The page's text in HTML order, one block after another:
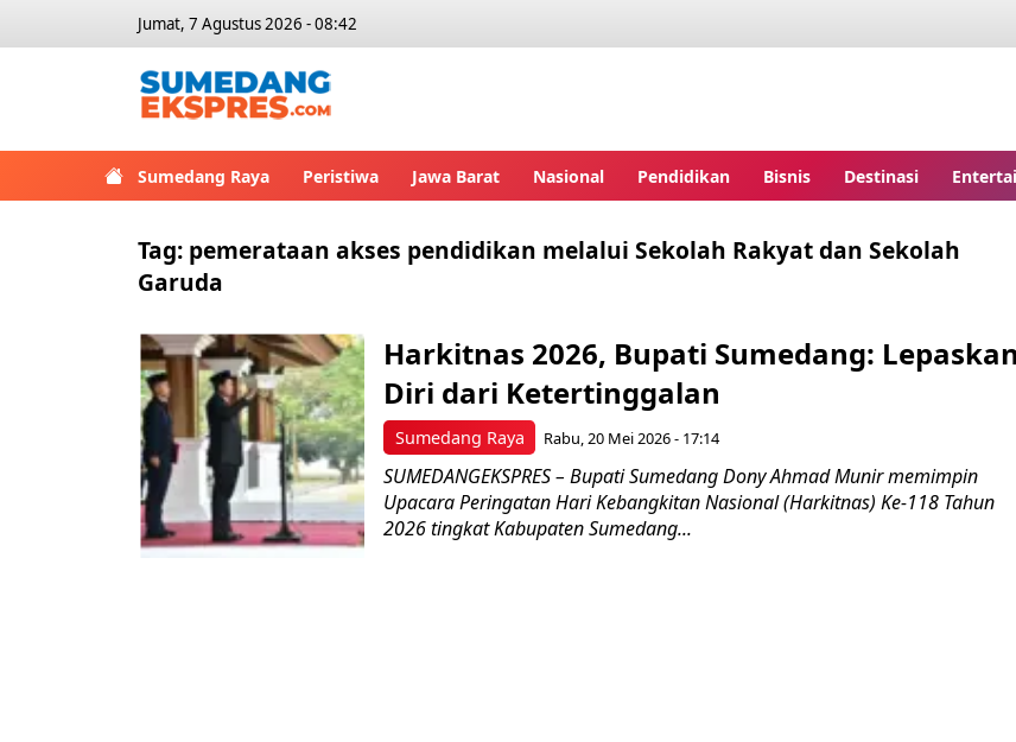
Jumat, 7 Agustus 2026 - 08:42
Sumedang Raya Peristiwa Jawa Barat Nasional Pendidikan Bisnis Destinasi
Tag: pemerataan akses pendidikan melalui Sekolah Rakyat dan Sekolah
Garuda
Sumedang Raya
Harkitnas 2026, Bupati Sumedang: Lepaskan
Diri dari Ketertinggalan
Rabu, 20 Mei 2026 - 17:14
SUMEDANGEKSPRES – Bupati Sumedang Dony Ahmad Munir memimpin
Upacara Peringatan Hari Kebangkitan Nasional (Harkitnas) Ke-118 Tahun
2026 tingkat Kabupaten Sumedang...